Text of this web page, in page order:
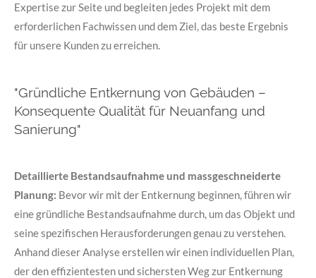
Expertise zur Seite und begleiten jedes Projekt mit dem
erforderlichen Fachwissen und dem Ziel, das beste Ergebnis
für unsere Kunden zu erreichen.
"Gründliche Entkernung von Gebäuden –
Konsequente Qualität für Neuanfang und
Sanierung"
Detaillierte Bestandsaufnahme und massgeschneiderte
Planung: Bevor wir mit der Entkernung beginnen, führen wir
eine gründliche Bestandsaufnahme durch, um das Objekt und
seine spezifischen Herausforderungen genau zu verstehen.
Anhand dieser Analyse erstellen wir einen individuellen Plan,
der den effizientesten und sichersten Weg zur Entkernung